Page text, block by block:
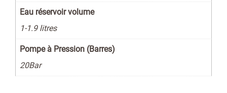
Eau réservoir volume
1-1.9 litres
Pompe à Pression (Barres)
20Bar